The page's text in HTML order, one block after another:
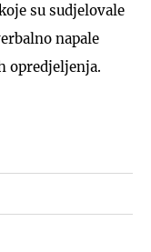
su sudjelovale
napale
opredjeljenja.